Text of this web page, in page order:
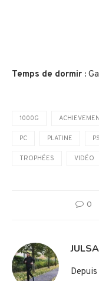
Temps de dormir :
1000G
PC PLATINE
TROPHÉES VIDÉO
0